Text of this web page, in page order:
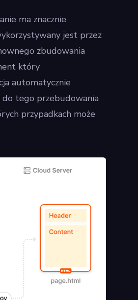
ma znacznie
jest przez
zbudowania
który
automatycznie
tego przebudowania
przypadkach może